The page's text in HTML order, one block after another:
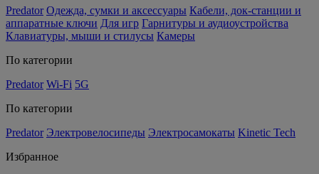
Predator Одежда, сумки и аксессуары Кабели, док-станции и
аппаратные ключи Для игр Гарнитуры и аудиоустройства
Клавиатуры, мыши и стилусы Камеры
По категории
Predator Wi-Fi 5G
По категории
Predator Электровелосипеды Электросамокаты Kinetic Tech
Избранное